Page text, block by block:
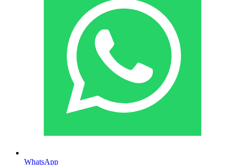
WhatsApp